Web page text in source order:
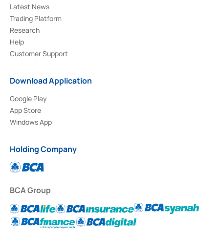
Latest News
Trading Platform
Research
Help
Customer Support
Download Application
Google Play
App Store
Windows App
Holding Company
BCA Group